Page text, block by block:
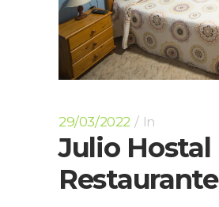
29/03/2022 In
Julio Hostal
Restaurante